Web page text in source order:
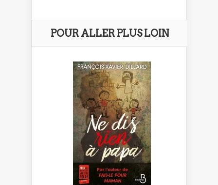
POUR ALLER PLUS LOIN